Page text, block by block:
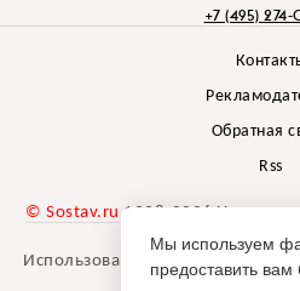
+7 (495)
Обратная
Rss
© Sostav.ru 1998-2026
агентства
Использование материалов
указании
Мы используем
предоставить